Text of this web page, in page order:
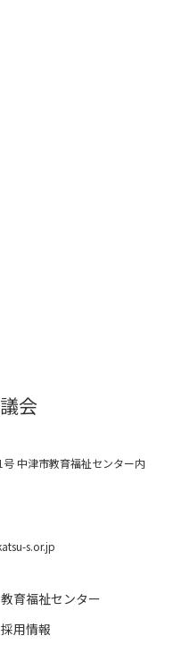
会
号 中津市教育福祉センター内
s.or.jp
教育福祉センター
採用情報